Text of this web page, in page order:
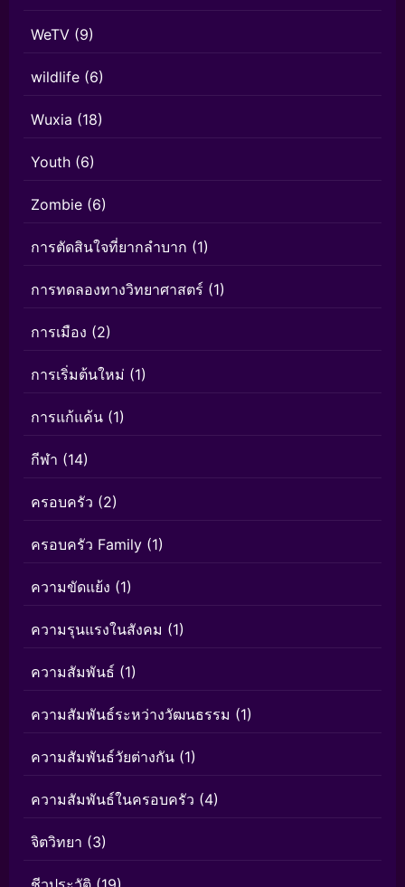
WeTV (9)
wildlife (6)
Wuxia (18)
Youth (6)
Zombie (6)
การตัดสินใจที่ยากลำบาก (1)
การทดลองทางวิทยาศาสตร์ (1)
การเมือง (2)
การเริ่มต้นใหม่ (1)
การแก้แค้น (1)
กีฬา (14)
ครอบครัว (2)
ครอบครัว Family (1)
ความขัดแย้ง (1)
ความรุนแรงในสังคม (1)
ความสัมพันธ์ (1)
ความสัมพันธ์ระหว่างวัฒนธรรม (1)
ความสัมพันธ์วัยต่างกัน (1)
ความสัมพันธ์ในครอบครัว (4)
จิตวิทยา (3)